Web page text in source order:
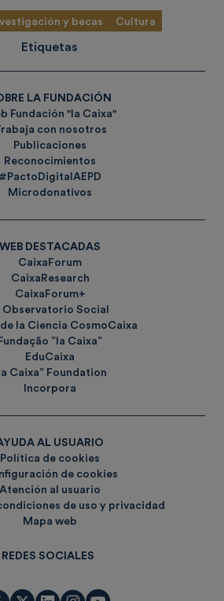
y becas Cultura
Etiquetas
LA FUNDACIÓN
Fundación "la Caixa"
con nosotros
Publicaciones
Reconocimientos
#PactoDigitalAEPD
Microdonativos
WEB DESTACADAS
CaixaForum
CaixaResearch
CaixaForum+
Observatorio Social
la Ciencia CosmoCaixa
Fundação ”la Caixa”
EduCaixa
Caixa” Foundation
Incorpora
AL USUARIO
Política de cookies
de cookies
Atención al usuario
de uso y privacidad
Mapa web
REDES SOCIALES